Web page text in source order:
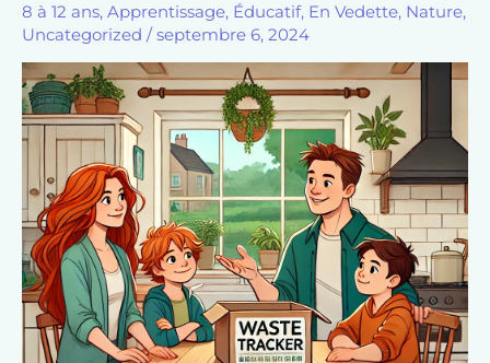
8 à 12 ans, Apprentissage, Éducatif, En Vedette, Nature,
Uncategorized / septembre 6, 2024